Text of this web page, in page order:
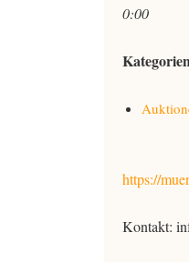
0:00
https://
Kontakt: